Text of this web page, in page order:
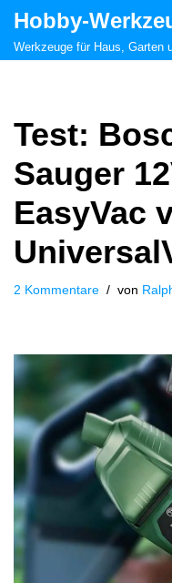
Zum
Hobby-
Werkzeuge für Haus, Garten
Test:
Sauger
EasyVac
2 Kommentare von